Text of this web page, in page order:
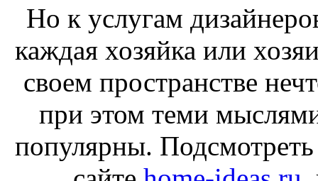
Но к услугам
каждая хозяйка или
своем пространстве
при этом теми
популярны.